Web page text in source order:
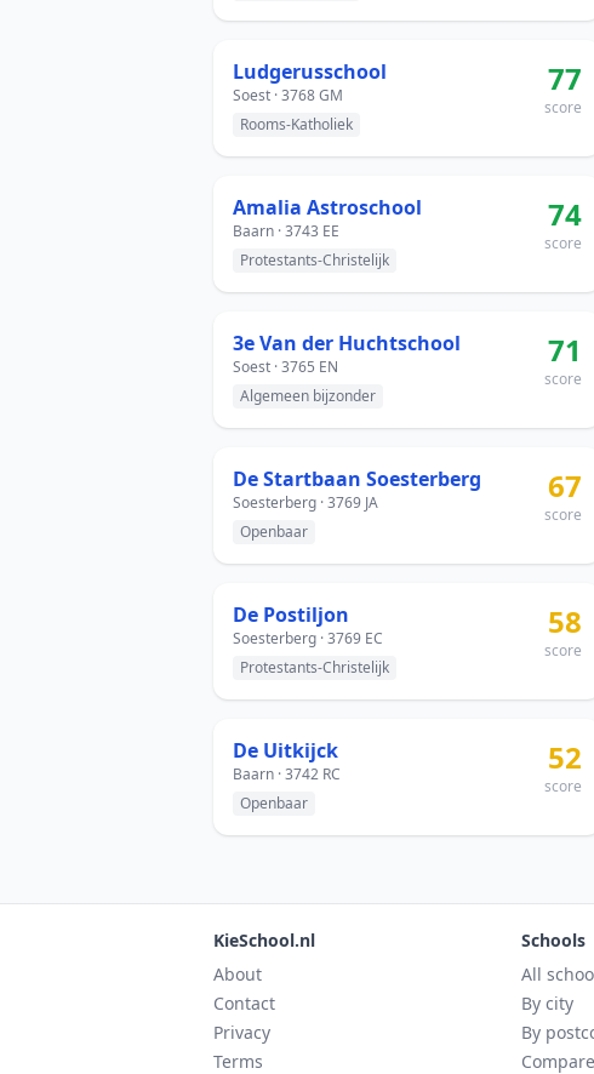
Ludgerusschool
Soest · 3768 GM
Rooms-Katholiek
77
score
Amalia Astroschool
Baarn · 3743 EE
Protestants-Christelijk
74
score
3e Van der Huchtschool
Soest · 3765 EN
Algemeen bijzonder
71
score
De Startbaan Soesterberg
Soesterberg · 3769 JA
Openbaar
67
score
De Postiljon
Soesterberg · 3769 EC
Protestants-Christelijk
58
score
De Uitkijck
Baarn · 3742 RC
Openbaar
52
score
KieSchool.nl
About
Contact
Privacy
Terms
Schools
All
By city
By
Compare